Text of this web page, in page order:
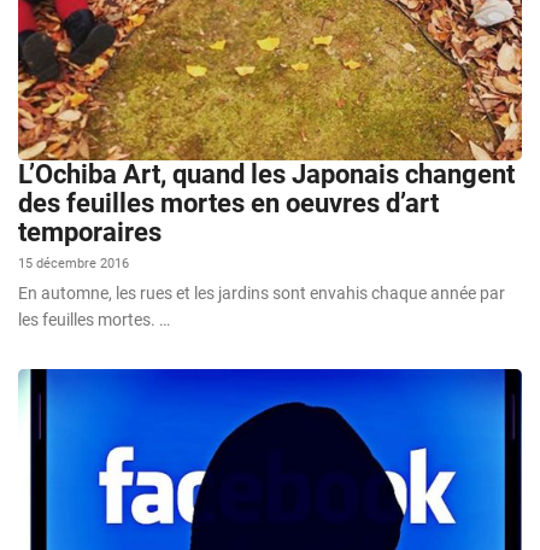
L’Ochiba Art, quand les Japonais changent
des feuilles mortes en oeuvres d’art
temporaires
15 décembre 2016
En automne, les rues et les jardins sont envahis chaque année par
les feuilles mortes. …